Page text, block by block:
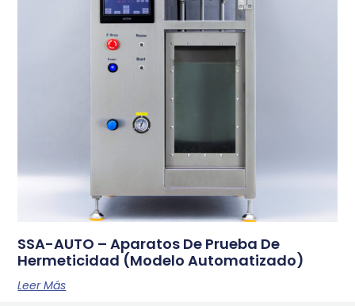
SSA-AUTO – Aparatos De Prueba De
Hermeticidad (Modelo Automatizado)
Leer Más